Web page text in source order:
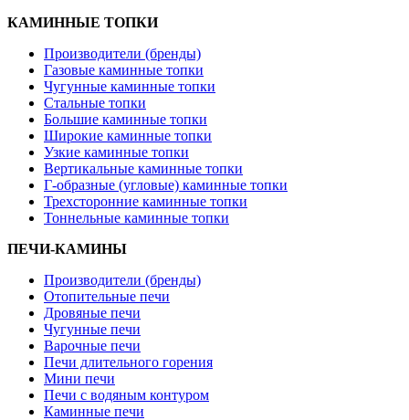
КАМИННЫЕ ТОПКИ
Производители (бренды)
Газовые каминные топки
Чугунные каминные топки
Стальные топки
Большие каминные топки
Широкие каминные топки
Узкие каминные топки
Вертикальные каминные топки
Г-образные (угловые) каминные топки
Трехсторонние каминные топки
Тоннельные каминные топки
ПЕЧИ-КАМИНЫ
Производители (бренды)
Отопительные печи
Дровяные печи
Чугунные печи
Варочные печи
Печи длительного горения
Мини печи
Печи с водяным контуром
Каминные печи